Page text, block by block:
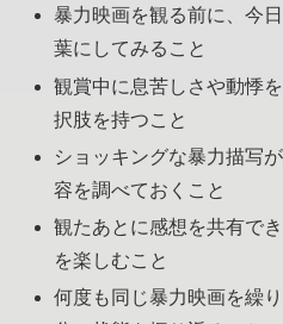
暴力映画を観る前に、今
葉にしてみること
観賞中に息苦しさや動悸
択肢を持つこと
ショッキングな暴力描写
容を調べておくこと
観たあとに感想を共有で
を楽しむこと
何度も同じ暴力映画を繰